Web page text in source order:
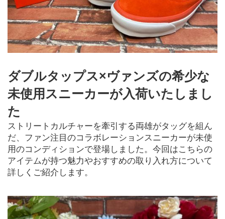
ダブルタップス×ヴァンズの希少な
未使用スニーカーが入荷いたしまし
た
ストリートカルチャーを牽引する両雄がタッグを組ん
だ、ファン注目のコラボレーションスニーカーが未使
用のコンディションで登場しました。今回はこちらの
アイテムが持つ魅力やおすすめの取り入れ方について
詳しくご紹介します。